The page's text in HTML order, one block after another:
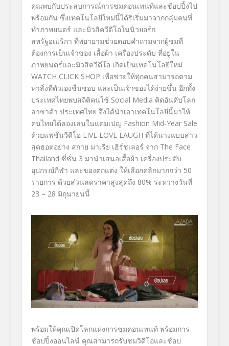
คุณพบกับประสบการณ์การชมคอนเทนท์และช้อปปิ้งไป
พร้อมกัน ซึ่งเทคโนโลยีใหม่นี้ได้ริเริ่มมาจากกลุ่มคนที่
ทำภาพยนตร์ และมิวสิควีดีโอในนิวยอร์ก
สหรัฐอเมริกา ที่พยายามช่วยตอบคำถามจากผู้ชมที่
ต้องการเป็นเจ้าของ เสื้อผ้า เครื่องประดับ ที่อยู่ใน
ภาพยนตร์และมิวสิควีดีโอ เกิดเป็นเทคโนโลยีใหม่
WATCH CLICK SHOP เพื่อช่วยให้ทุกคนสามารถตาม
หาสิ่งที่ตัวเองชื่นชอบ และเป็นเจ้าของได้ง่ายขึ้น อีกทั้ง
ประเทศไทยพบสถิติคนใช้ Social Media ติดอันดับโลก
ลาซาด้า ประเทศไทย จึงได้นำเอาเทคโนโลยีนี้มาให้
คนไทยได้ลองเล่นในแคมเปญ Fashion Mid-Year Sale
ด้วยแฟชั่นวีดีโอ LIVE LOVE LAUGH ที่ได้นางแบบสาว
สุดฮอตอย่าง สกาย มาเรีย เฮิร์ชเลอร์ จาก The Face
Thailand ซี่ซั่น 3 มานำเสนอเสื้อผ้า เครื่องประดับ
อุปกรณ์กีฬา และของตกแต่ง ให้เลือกคลิกมากกว่า 50
รายการ ด้วยส่วนลดราคาสูงสุดถึง 80% ระหว่างวันที่
23 – 28 มิถุนายนนี้
พร้อมให้คุณเปิดโลกแห่งการชมคอนเทนท์ พร้อมการ
ช้อปปิ้งออนไลน์ คุณสามารถรับชมวิดีโอและช้อป